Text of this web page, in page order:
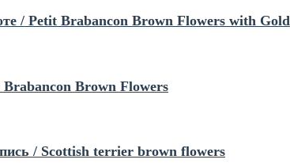
/ Petit Brabancon Brown Flowers with Gold
Brown Flowers
/ Scottish terrier brown flowers